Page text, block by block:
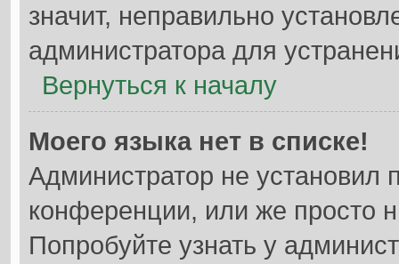
значит, неправильно
администратора для
Вернуться к началу
Моего языка нет в списке!
Администратор не установил
конференции, или же просто
Попробуйте узнать у